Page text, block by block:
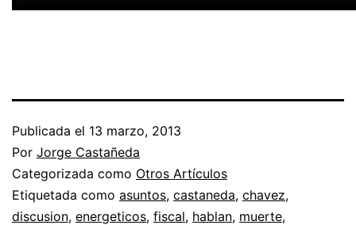
Publicada el 13 marzo, 2013
Por Jorge Castañeda
Categorizada como Otros Artículos
Etiquetada como asuntos, castaneda, chavez,
discusion, energeticos, fiscal, hablan, muerte,